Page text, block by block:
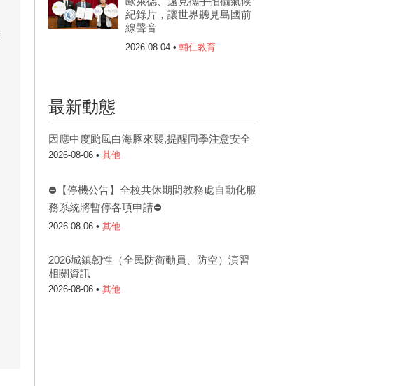
紀錄片，讓世界聽見島國前
線聲音
2026-08-04 • 輔仁教育
最新動態
因應中度颱風白海豚來襲,提醒同學注意安全
2026-08-06 • 其他
⛔【停機公告】全校共休期間教務處自動化服
務系統將暫停各項申請⛔
2026-08-06 • 其他
2026城鎮韌性（全民防衛動員、防空）演習
相關資訊
2026-08-06 • 其他